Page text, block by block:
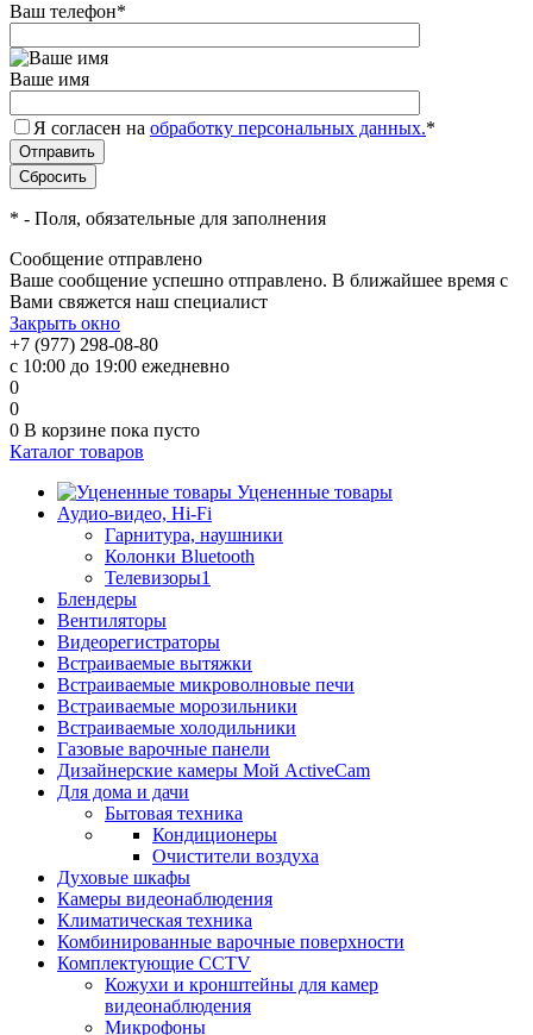
Ваш телефон*
Ваше имя
Я согласен на обработку персональных данных.*
* - Поля, обязательные для заполнения
Сообщение отправлено
Ваше сообщение успешно отправлено. В ближайшее время с
Вами свяжется наш специалист
Закрыть окно
+7 (977) 298-08-80
с 10:00 до 19:00 ежедневно
0
0
0 В корзине пока пусто
Каталог товаров
Уцененные товары
Аудио-видео, Hi-Fi
Гарнитура, наушники
Колонки Bluetooth
Телевизоры1
Блендеры
Вентиляторы
Видеорегистраторы
Встраиваемые вытяжки
Встраиваемые микроволновые печи
Встраиваемые морозильники
Встраиваемые холодильники
Газовые варочные панели
Дизайнерские камеры Мой ActiveCam
Для дома и дачи
Бытовая техника
Кондиционеры
Очистители воздуха
Духовые шкафы
Камеры видеонаблюдения
Климатическая техника
Комбинированные варочные поверхности
Комплектующие CCTV
Кожухи и кронштейны для камер
видеонаблюдения
Микрофоны